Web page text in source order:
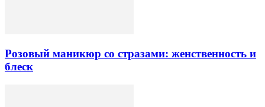
Розовый маникюр со стразами: женственность и
блеск